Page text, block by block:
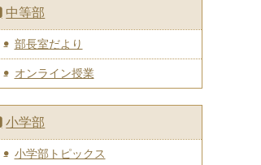
中等部
部長室だより
オンライン授業
小学部
小学部トピックス